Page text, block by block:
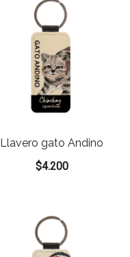
Llavero gato Andino
$4.200